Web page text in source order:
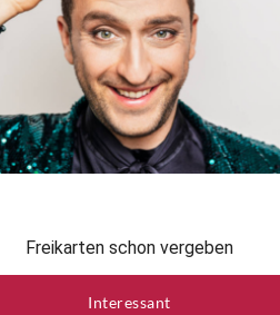
Freikarten schon vergeben
Interessant